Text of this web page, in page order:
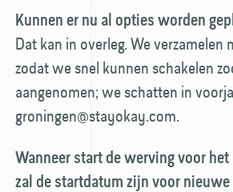
Kunnen er nu al opties worden
Dat kan in overleg. We
zodat we snel kunnen schakelen
aangenomen; we schatten in
groningen@stayokay.com.
Wanneer start de werving voor
zal de startdatum zijn voor